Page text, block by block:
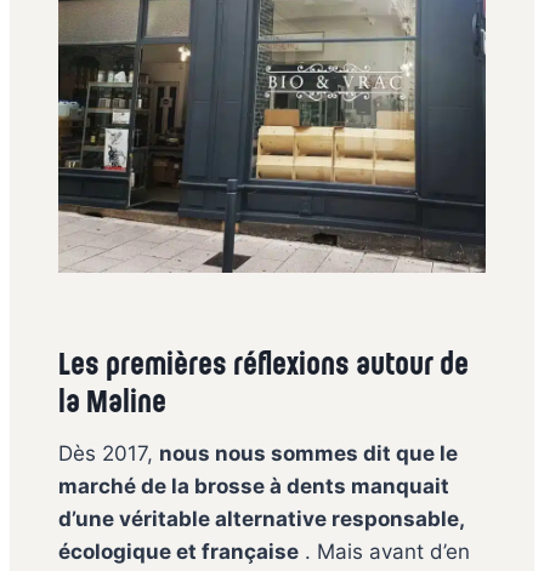
Les premières réflexions autour de
la Maline
Dès 2017, nous nous sommes dit que le
marché de la brosse à dents manquait
d’une véritable alternative responsable,
écologique et française . Mais avant d’en